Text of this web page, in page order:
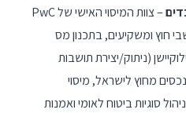
– צוות המיסוי האישי של PwC
חוץ ומשקיעים, בתכנון מס
(ניתוק/יצירת תושבות
מחוץ לישראל, מיסוי
סוגיות ביטוח לאומי ואמנות